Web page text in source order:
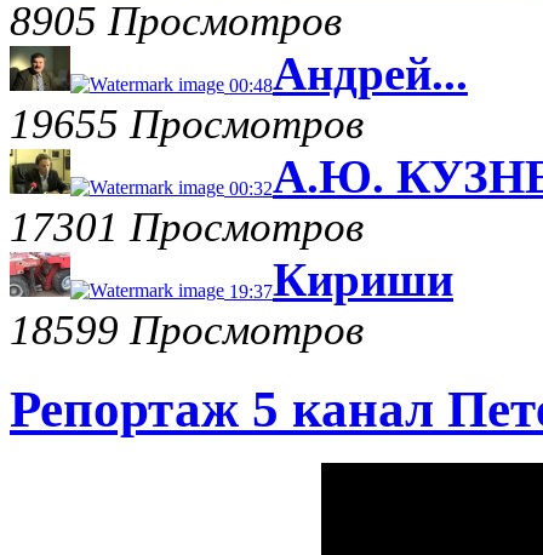
8905 Просмотров
00:48Андрей...
19655 Просмотров
00:32А.Ю.
17301 Просмотров
19:37Кириши
18599 Просмотров
Репортаж 5 канал